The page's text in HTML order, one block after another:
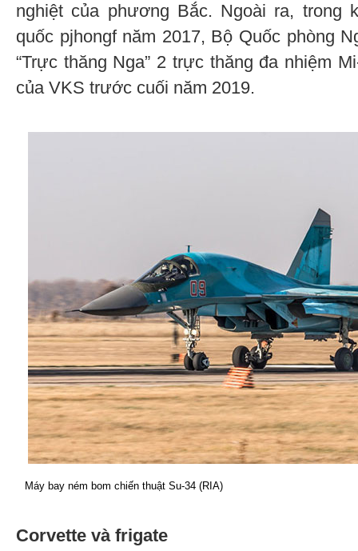
nghiệt của phương Bắc. Ngoài ra, trong
quốc pjhongf năm 2017, Bộ Quốc phòng
“Trực thăng Nga” 2 trực thăng đa nhiệm
của VKS trước cuối năm 2019.
Máy bay ném bom chiến thuật Su-34 (RIA)
Corvette và frigate